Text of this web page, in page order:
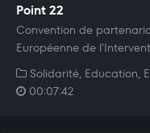
Point 22
Convention de
Européenne de
Solidarité, Education,
00:07:42